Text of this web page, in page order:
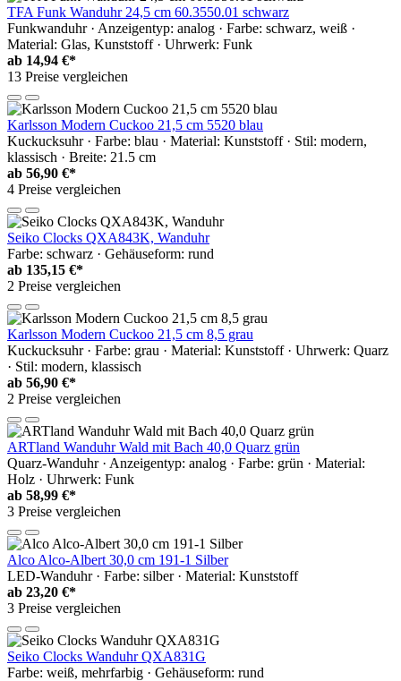
TFA Funk Wanduhr 24,5 cm 60.3550.01 schwarz
Funkwanduhr · Anzeigentyp: analog · Farbe: schwarz, weiß ·
Material: Glas, Kunststoff · Uhrwerk: Funk
ab 14,94 €*
13 Preise vergleichen
Karlsson Modern Cuckoo 21,5 cm 5520 blau
Kuckucksuhr · Farbe: blau · Material: Kunststoff · Stil: modern,
klassisch · Breite: 21.5 cm
ab 56,90 €*
4 Preise vergleichen
Seiko Clocks QXA843K, Wanduhr
Farbe: schwarz · Gehäuseform: rund
ab 135,15 €*
2 Preise vergleichen
Karlsson Modern Cuckoo 21,5 cm 8,5 grau
Kuckucksuhr · Farbe: grau · Material: Kunststoff · Uhrwerk: Quarz
· Stil: modern, klassisch
ab 56,90 €*
2 Preise vergleichen
ARTland Wanduhr Wald mit Bach 40,0 Quarz grün
Quarz-Wanduhr · Anzeigentyp: analog · Farbe: grün · Material:
Holz · Uhrwerk: Funk
ab 58,99 €*
3 Preise vergleichen
Alco Alco-Albert 30,0 cm 191-1 Silber
LED-Wanduhr · Farbe: silber · Material: Kunststoff
ab 23,20 €*
3 Preise vergleichen
Seiko Clocks Wanduhr QXA831G
Farbe: weiß, mehrfarbig · Gehäuseform: rund